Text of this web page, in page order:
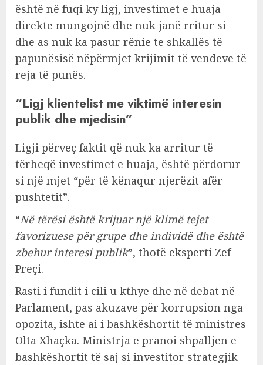
është në fuqi ky ligj, investimet e huaja
direkte mungojnë dhe nuk janë rritur si
dhe as nuk ka pasur rënie te shkallës të
papunësisë nëpërmjet krijimit të vendeve të
reja të punës.
“Ligj klientelist me viktimë interesin
publik dhe mjedisin”
Ligji përveç faktit që nuk ka arritur të
tërheqë investimet e huaja, është përdorur
si një mjet “për të kënaqur njerëzit afër
pushtetit”.
“Në tërësi është krijuar një klimë tejet
favorizuese për grupe dhe individë dhe është
zbehur interesi publik”, thotë eksperti Zef
Preçi.
Rasti i fundit i cili u kthye dhe në debat në
Parlament, pas akuzave për korrupsion nga
opozita, ishte ai i bashkëshortit të ministres
Olta Xhaçka. Ministrja e pranoi shpalljen e
bashkëshortit të saj si investitor strategjik